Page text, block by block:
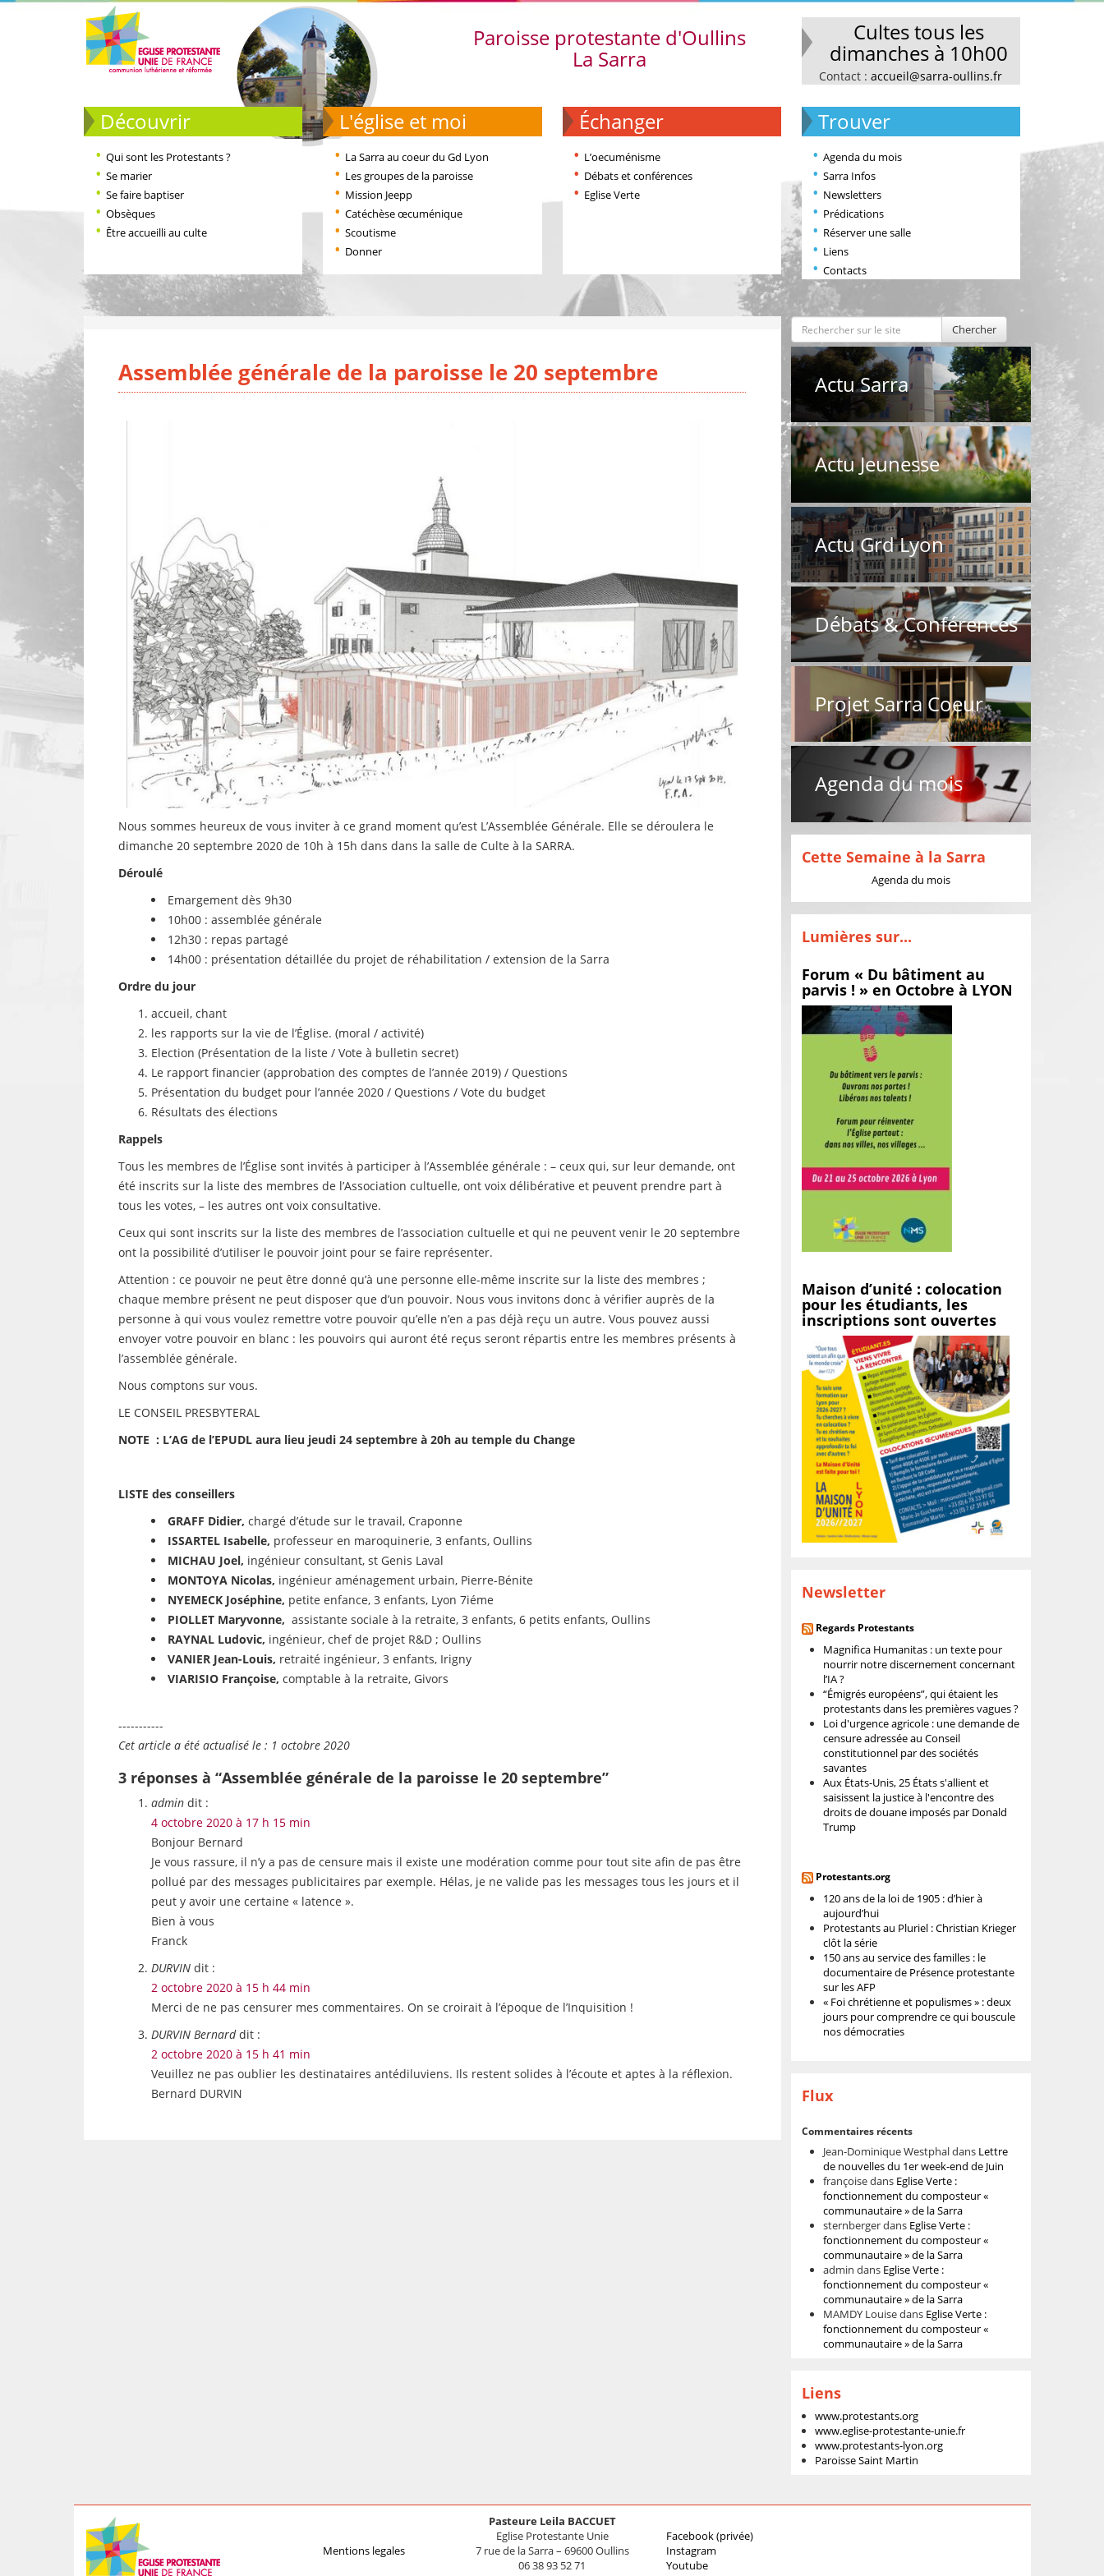
Paroisse protestante d'Oullins
La Sarra
Cultes tous les
dimanches à 10h00
Contact :accueil@sarra-oullins.fr
Découvrir
Qui sont les Protestants ?
Se marier
Se faire baptiser
Obsèques
Être accueilli au culte
L'église et moi
La Sarra au coeur du Gd Lyon
Les groupes de la paroisse
Mission Jeepp
Catéchèse œcuménique
Scoutisme
Donner
échanger
L’oecuménisme
Débats et conférences
Eglise Verte
Trouver
Agenda du mois
Sarra Infos
Newsletters
Prédications
Réserver une salle
Liens
Contacts
Assemblée générale de la paroisse le 20 septembre
Nous sommes heureux de vous inviter à ce grand moment qu’est L’Assemblée Générale. Elle se déroulera le
dimanche 20 septembre 2020 de 10h à 15h dans dans la salle de Culte à la SARRA.
Déroulé
Emargement dès 9h30
10h00 : assemblée générale
12h30 : repas partagé
14h00 : présentation détaillée du projet de réhabilitation / extension de la Sarra
Ordre du jour
accueil, chant
les rapports sur la vie de l’Église. (moral / activité)
Election (Présentation de la liste / Vote à bulletin secret)
Le rapport financier (approbation des comptes de l’année 2019) / Questions
Présentation du budget pour l’année 2020 / Questions / Vote du budget
Résultats des élections
Rappels
Tous les membres de l’Église sont invités à participer à l’Assemblée générale : – ceux qui, sur leur demande, ont
été inscrits sur la liste des membres de l’Association cultuelle, ont voix délibérative et peuvent prendre part à
tous les votes, – les autres ont voix consultative.
Ceux qui sont inscrits sur la liste des membres de l’association cultuelle et qui ne peuvent venir le 20 septembre
ont la possibilité d’utiliser le pouvoir joint pour se faire représenter.
Attention : ce pouvoir ne peut être donné qu’à une personne elle-même inscrite sur la liste des membres ;
chaque membre présent ne peut disposer que d’un pouvoir. Nous vous invitons donc à vérifier auprès de la
personne à qui vous voulez remettre votre pouvoir qu’elle n’en a pas déjà reçu un autre. Vous pouvez aussi
envoyer votre pouvoir en blanc : les pouvoirs qui auront été reçus seront répartis entre les membres présents à
l’assemblée générale.
Nous comptons sur vous.
LE CONSEIL PRESBYTERAL
NOTE : L’AG de l’EPUDL aura lieu jeudi 24 septembre à 20h au temple du Change
LISTE des conseillers
GRAFF Didier,chargé d’étude sur le travail, Craponne
ISSARTEL Isabelle, professeur en maroquinerie, 3 enfants, Oullins
MICHAU Joel, ingénieur consultant, st Genis Laval
MONTOYA Nicolas, ingénieur aménagement urbain, Pierre-Bénite
NYEMECK Joséphine, petite enfance, 3 enfants, Lyon 7iéme
PIOLLET Maryvonne,assistante sociale à la retraite, 3 enfants, 6 petits enfants, Oullins
RAYNAL Ludovic, ingénieur, chef de projet R&D ; Oullins
VANIER Jean-Louis, retraité ingénieur, 3 enfants, Irigny
VIARISIO Françoise,comptable à la retraite, Givors
-----------
Cet article a été actualisé le : 1 octobre 2020
3 réponses à “Assemblée générale de la paroisse le 20 septembre”
admin dit :
4 octobre 2020 à 17 h 15 min
Bonjour Bernard
Je vous rassure, il n’y a pas de censure mais il existe une modération comme pour tout site afin de pas être
pollué par des messages publicitaires par exemple. Hélas, je ne valide pas les messages tous les jours et il
peut y avoir une certaine « latence ».
Bien à vous
Franck
DURVIN dit :
2 octobre 2020 à 15 h 44 min
Merci de ne pas censurer mes commentaires. On se croirait à l’époque de l’Inquisition !
DURVIN Bernard dit :
2 octobre 2020 à 15 h 41 min
Veuillez ne pas oublier les destinataires antédiluviens. Ils restent solides à l’écoute et aptes à la réflexion.
Bernard DURVIN
Chercher
Actu Sarra
Actu Jeunesse
Actu Grd Lyon
Débats & Conférences
Projet Sarra Coeur
Agenda du mois
Cette Semaine à la Sarra
Agenda du mois
Lumières sur...
Forum « Du bâtiment au
parvis ! » en Octobre à LYON
Maison d’unité : colocation
pour les étudiants, les
inscriptions sont ouvertes
Newsletter
Regards Protestants
Magnifica Humanitas : un texte pour
nourrir notre discernement concernant
l’IA ?
“Émigrés européens”, qui étaient les
protestants dans les premières vagues ?
Loi d'urgence agricole : une demande de
censure adressée au Conseil
constitutionnel par des sociétés
savantes
Aux États-Unis, 25 États s'allient et
saisissent la justice à l'encontre des
droits de douane imposés par Donald
Trump
Protestants.org
120 ans de la loi de 1905 : d’hier à
aujourd’hui
Protestants au Pluriel : Christian Krieger
clôt la série
150 ans au service des familles : le
documentaire de Présence protestante
sur les AFP
« Foi chrétienne et populismes » : deux
jours pour comprendre ce qui bouscule
nos démocraties
Flux
Commentaires récents
Jean-Dominique Westphaldans Lettre
de nouvelles du 1er week-end de Juin
françoisedans Eglise Verte :
fonctionnement du composteur «
communautaire » de la Sarra
sternbergerdans Eglise Verte :
fonctionnement du composteur «
communautaire » de la Sarra
admin dans Eglise Verte :
fonctionnement du composteur «
communautaire » de la Sarra
MAMDY Louisedans Eglise Verte :
fonctionnement du composteur «
communautaire » de la Sarra
Liens
www.protestants.org
www.eglise-protestante-unie.fr
www.protestants-lyon.org
Paroisse Saint Martin
Mentions legales
Pasteure Leila BACCUET
Eglise Protestante Unie
7 rue de la Sarra – 69600 Oullins
06 38 93 52 71
Facebook (privée)
Instagram
Youtube